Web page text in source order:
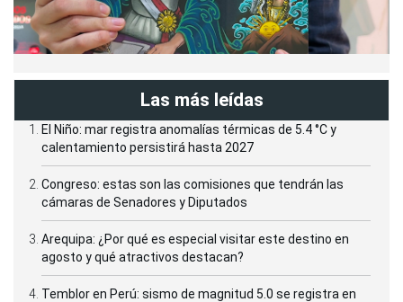
Las más leídas
El Niño: mar registra anomalías térmicas de 5.4 °C y
calentamiento persistirá hasta 2027
Congreso: estas son las comisiones que tendrán las
cámaras de Senadores y Diputados
Arequipa: ¿Por qué es especial visitar este destino en
agosto y qué atractivos destacan?
Temblor en Perú: sismo de magnitud 5.0 se registra en